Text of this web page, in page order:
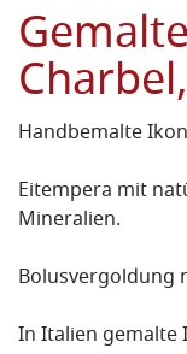
Handbemalte
Eitempera mit
Mineralien.
Bolusvergoldung
In Italien gemalte